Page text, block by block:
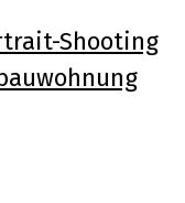
Shooting